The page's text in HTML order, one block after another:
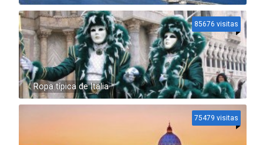
Ropa típica de Italia
85676 visitas
75479 visitas